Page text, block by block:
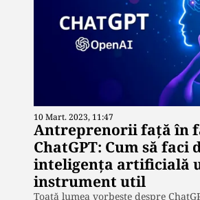
10 Mart. 2023, 11:47
Antreprenorii față în
ChatGPT: Cum să faci
inteligența artificială
instrument util
Toată lumea vorbește despre